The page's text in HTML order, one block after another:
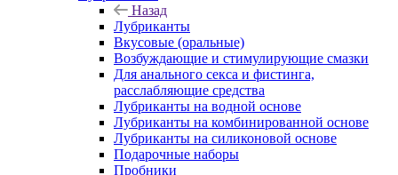
Назад
Лубриканты
Вкусовые (оральные)
Возбуждающие и стимулирующие смазки
Для анального секса и фистинга,
расслабляющие средства
Лубриканты на водной основе
Лубриканты на комбинированной основе
Лубриканты на силиконовой основе
Подарочные наборы
Пробники